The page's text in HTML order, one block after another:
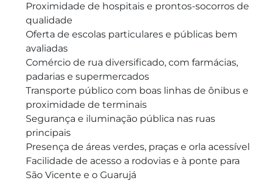
Proximidade de hospitais e prontos-socorros de
qualidade
Oferta de escolas particulares e públicas bem
avaliadas
Comércio de rua diversificado, com farmácias,
padarias e supermercados
Transporte público com boas linhas de ônibus e
proximidade de terminais
Segurança e iluminação pública nas ruas
principais
Presença de áreas verdes, praças e orla acessível
Facilidade de acesso a rodovias e à ponte para
São Vicente e o Guarujá